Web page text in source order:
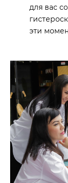
для вас
эти